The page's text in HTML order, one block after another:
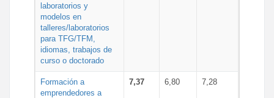
laboratorios y
modelos en
talleres/laboratorios
para TFG/TFM,
idiomas, trabajos de
curso o doctorado
Formación a
emprendedores a
7,37 6,80 7,28